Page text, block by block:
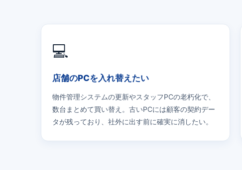
💻
店舗のPCを入れ替えたい
物件管理システムの更新やスタッフPCの老朽化で、
数台まとめて買い替え。古いPCには顧客の契約デー
タが残っており、社外に出す前に確実に消したい。